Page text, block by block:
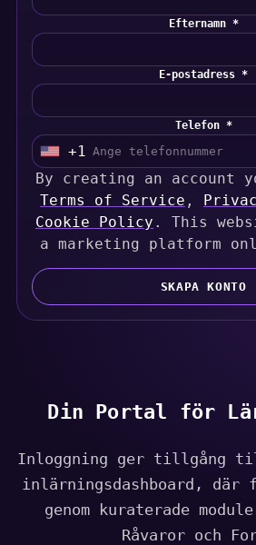
Efternamn *
E-postadress *
Telefon *
U
n
i
t
e
d
t
+
+1
By creating an account
Terms of Service ,
Cookie Policy . This
a marketing platform
SKAPA KONTO
Din Portal för
Inloggning ger tillgång
inlärningsdashboard, där
genom kuraterade
Råvaror och